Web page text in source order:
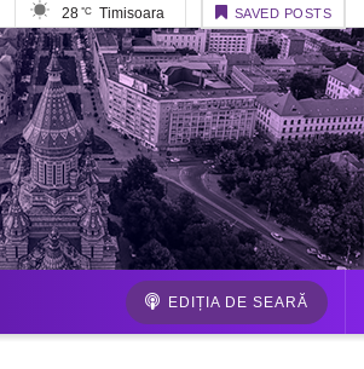
28 °C Timisoara SAVED POSTS
EDIȚIA DE SEARĂ